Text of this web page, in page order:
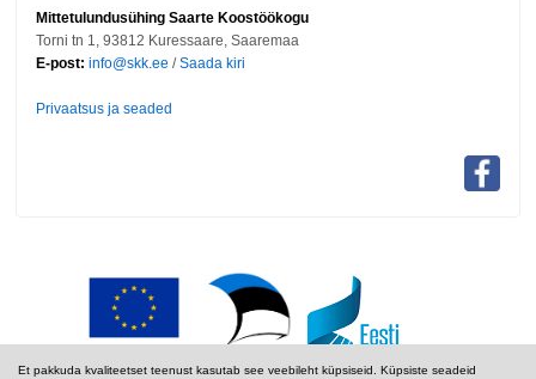
Et pakkuda kvaliteetset teenust kasutab see veebileht küpsiseid. Küpsiste seadeid
Mittetulundusühing Saarte Koostöökogu
Torni tn 1, 93812 Kuressaare, Saaremaa
E-post: info@skk.ee / Saada kiri
Privaatsus ja seaded